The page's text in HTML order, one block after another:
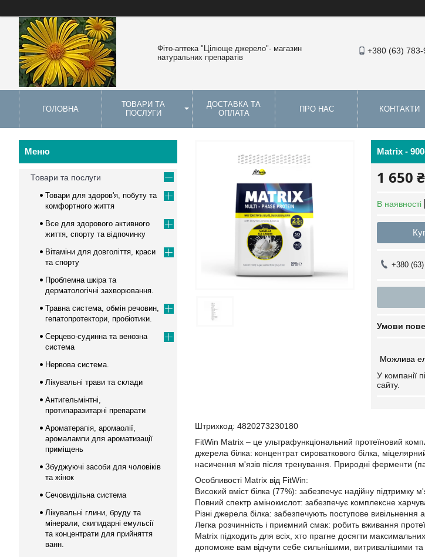
Фіто-аптека "Цілюще джерело"- магазин
натуральних препаратів
+380 (63) 783-
ГОЛОВНА
ТОВАРИ ТА
ПОСЛУГИ
ДОСТАВКА ТА
ОПЛАТА
ПРО НАС КОНТАКТИ
Matrix -
1 650 ₴
В наявності
+380
У компанії
сайту.
Штрихкод: 4820273230180
FitWin Matrix – це ультрафункціональний протеїновий
джерела білка: концентрат сироваткового білка,
насичення м'язів після тренування. Природні ферменти
Особливості Matrix від FitWin:
Високий вміст білка (77%): забезпечує надійну підтримку
Повний спектр амінокислот: забезпечує комплексне
Різні джерела білка: забезпечують поступове вивільнення
Легка розчинність і приємний смак: робить вживання
Matrix підходить для всіх, хто прагне досягти
допоможе вам відчути себе сильнішими, витривалішими
Товари та послуги
Товари для здоров'я, побуту та
комфортного життя
Все для здорового активного
життя, спорту та відпочинку
Вітаміни для довголіття, краси
та спорту
Проблемна шкіра та
дерматологічні захворювання.
Травна система, обмін речовин,
гепатопротектори, пробіотики.
Серцево-судинна та венозна
система
Нервова система.
Лікувальні трави та склади
Антигельмінтні,
протипаразитарні препарати
Ароматерапія, аромаолії,
аромалампи для ароматизації
приміщень
Збуджуючі засоби для чоловіків
та жінок
Сечовидільна система
Лікувальні глини, бруду та
мінерали, скипидарні емульсії
та концентрати для прийняття
ванн.